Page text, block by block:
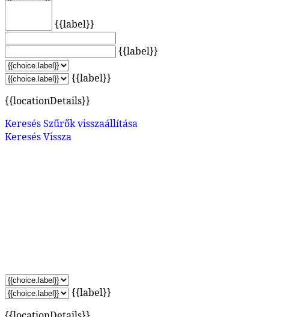
{{label}}
{{label}}
{{label}}
{{locationDetails}}
KeresésSzűrők visszaállítása
KeresésVissza
{{label}}